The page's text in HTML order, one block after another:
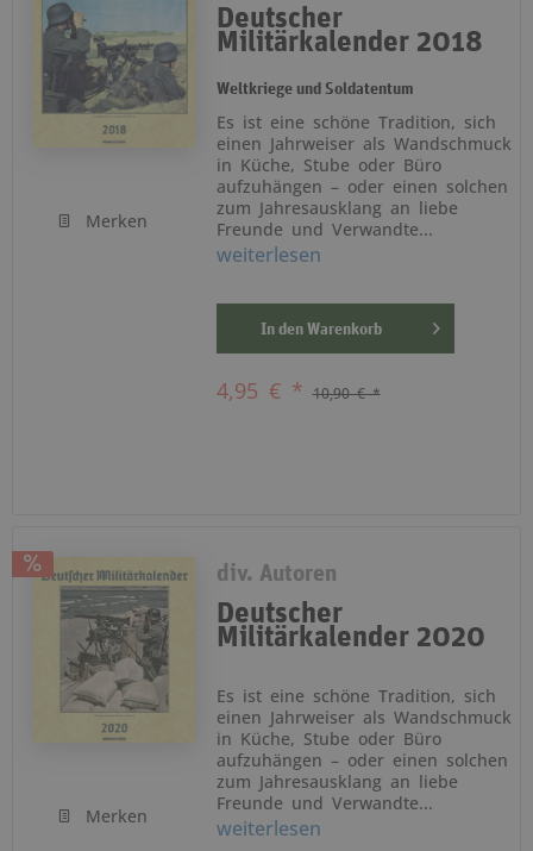
Merken
Deutscher
Militärkalender 2018
Weltkriege und Soldatentum
Es ist eine schöne Tradition, sich
einen Jahrweiser als Wandschmuck
in Küche, Stube oder Büro
aufzuhängen – oder einen solchen
zum Jahresausklang an liebe
Freunde und Verwandte...
weiterlesen
In den Warenkorb
4,95 € * 10,90 € *
Merken
div. Autoren
Deutscher
Militärkalender 2020
Es ist eine schöne Tradition, sich
einen Jahrweiser als Wandschmuck
in Küche, Stube oder Büro
aufzuhängen – oder einen solchen
zum Jahresausklang an liebe
Freunde und Verwandte...
weiterlesen